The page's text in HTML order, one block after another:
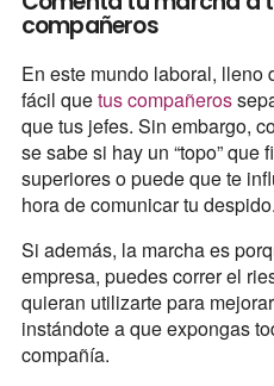
compañeros
En este mundo laboral, lleno
fácil quetus compañeros
que tus jefes. Sin embargo,
se sabe si hay un “topo” que
superiores o puede que te
hora de comunicar tu despido.
Si además, la marcha es
empresa, puedes correr el
quieran utilizarte para
instándote a que expongas
compañía.